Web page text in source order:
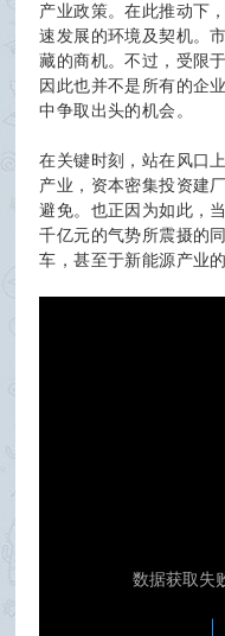
oa
rd
产业政策。在此推动下
速发展的环境及契机。
藏的商机。不过，受限
因此也并不是所有的企
中争取出头的机会。
在关键时刻，站在风口
产业，资本密集投资建
避免。也正因为如此，
千亿元的气势所震摄的
车，甚至于新能源产业